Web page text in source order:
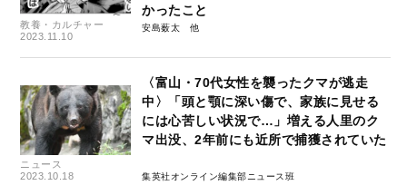
教養・カルチャー
2023.11.10
かったこと
安島薮太
ニュース
2023.10.18
〈富山・70代女性を襲ったクマが逃走
中〉「頭と顎に深い傷で、家族に見せる
には心苦しい状況で…」増える人里のク
マ出没、2年前にも近所で捕獲されていた
集英社オンライン編集部ニュース班